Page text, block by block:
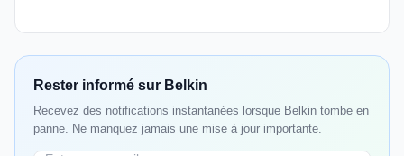
Rester informé sur Belkin
Recevez des notifications instantanées lorsque Belkin tombe en
panne. Ne manquez jamais une mise à jour importante.